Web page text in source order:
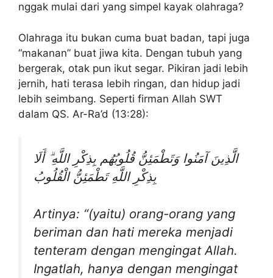
nggak mulai dari yang simpel kayak olahraga?
Olahraga itu bukan cuma buat badan, tapi juga
“makanan” buat jiwa kita. Dengan tubuh yang
bergerak, otak pun ikut segar. Pikiran jadi lebih
jernih, hati terasa lebih ringan, dan hidup jadi
lebih seimbang. Seperti firman Allah SWT
dalam QS. Ar-Ra’d (13:28):
الَّذِينَ آمَنُوا وَتَطْمَئِنُّ قُلُوبُهُم بِذِكْرِ اللَّهِ ۗ أَلَا
بِذِكْرِ اللَّهِ تَطْمَئِنُّ الْقُلُوبُ
Artinya: “(yaitu) orang-orang yang
beriman dan hati mereka menjadi
tenteram dengan mengingat Allah.
Ingatlah, hanya dengan mengingat